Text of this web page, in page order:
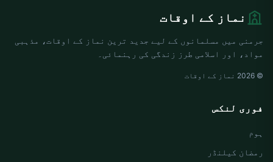
نماز کے اوقات
جرمنی میں مسلمانوں کے لیے جدید ترین نماز کے اوقات، مذہبی
مواد، اور اسلامی طرز زندگی کی رہنمائی۔
© 2026 نماز کے اوقات
فوری لنکس
ہوم
رمضان کیلنڈر